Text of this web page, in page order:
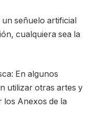
señuelo artificial
cualquiera sea la
En algunos
utilizar otras artes y
los Anexos de la